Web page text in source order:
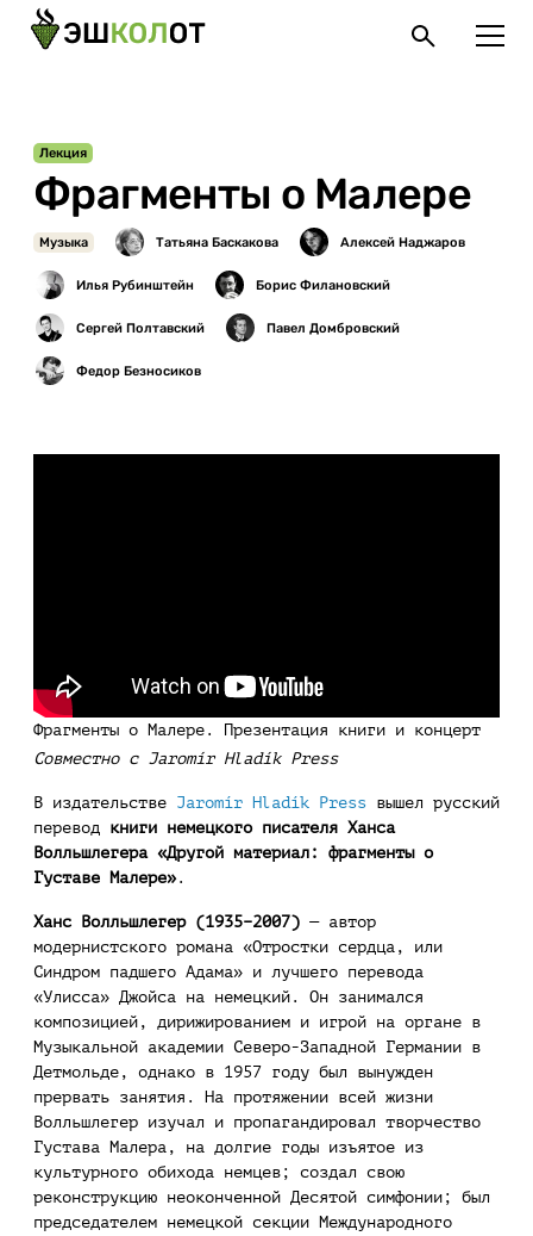
Фрагменты о Малере
Лекция
Музыка
Фрагменты о Малере. Презентация книги и концерт
Совместно с Jaromír Hladík Press
В издательстве Jaromír Hladík Press вышел русский
перевод книги немецкого писателя Ханса
Волльшлегера «Другой материал: фрагменты о
Густаве Малере».
Ханс Волльшлегер (1935–2007) — автор
модернистского романа «Отростки сердца, или
Синдром падшего Адама» и лучшего перевода
«Улисса» Джойса на немецкий. Он занимался
композицией, дирижированием и игрой на органе в
Музыкальной академии Северо-Западной Германии в
Детмольде, однако в 1957 году был вынужден
прервать занятия. На протяжении всей жизни
Волльшлегер изучал и пропагандировал творчество
Густава Малера, на долгие годы изъятое из
культурного обихода немцев; создал свою
реконструкцию неоконченной Десятой симфонии; был
председателем немецкой секции Международного